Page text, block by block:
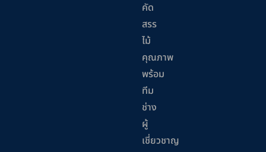
คัด
สรร
ไม้
คุณภาพ
พร้อม
ทีม
ช่าง
ผู้
เชี่ยวชาญ